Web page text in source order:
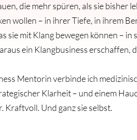
die mehr spüren, als sie bisher
wollen – in ihrer Tiefe, in ihrem
sie mit Klang bewegen können – in
ein Klangbusiness erschaffen,
Mentorin verbinde ich
Klarheit – und einem
Kraftvoll. Und ganz sie selbst.